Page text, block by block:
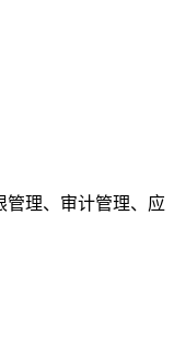
管理、审计管理、应